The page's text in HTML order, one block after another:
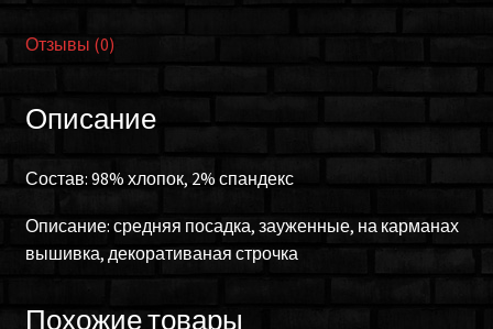
Отзывы (0)
Описание
Состав: 98% хлопок, 2% спандекс
Описание: средняя посадка, зауженные, на карманах
вышивка, декоративаная строчка
Похожие товары